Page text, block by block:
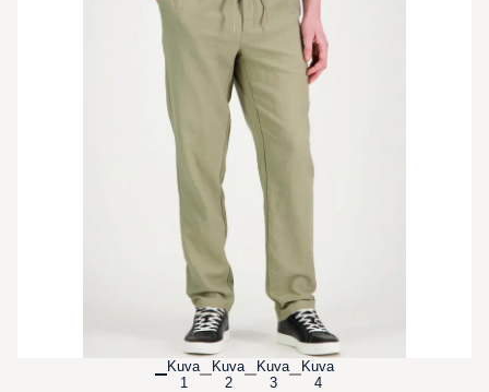
Avaa tuotekuva suurennettuna
Kuva
1
Kuva
2
Kuva
3
Kuva
4